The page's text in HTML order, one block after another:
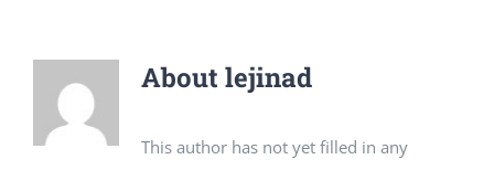
About lejinad
This author has not yet filled in any